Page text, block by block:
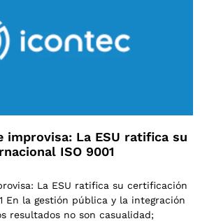
improvisa: La ESU ratifica su
ISO 9001
La ESU ratifica su certificación
En la gestión pública y la integración
resultados no son casualidad;